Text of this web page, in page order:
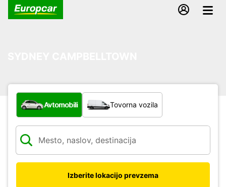
Katera vrsta vozila?
Avtomobili Tovorna vozila
Izberite lokacijo prevzema